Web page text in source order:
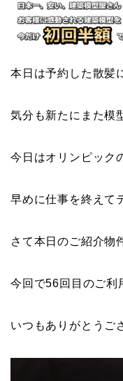
本日は予約した散髪
気分も新たにまた模
今日はオリンピック
早めに仕事を終えて
さて本日のご紹介物
今回で56回目のご利
いつもありがとうご